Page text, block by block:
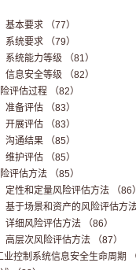
本要求 （77）
统要求 （79）
统能力等级 （81）
息安全等级 （82）
评估过程 （82）
备评估 （83）
展评估 （83）
通结果 （85）
护评估 （85）
评估方法 （85）
性和定量风险评估方法 （86）
于场景和资产的风险评估方法
细风险评估方法 （86）
层次风险评估方法 （87）
控制系统信息安全生命周期 （